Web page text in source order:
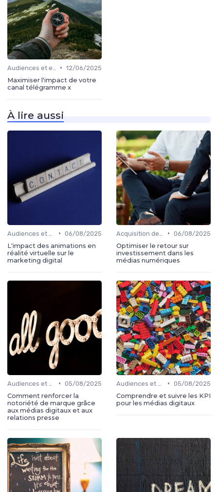
• 12/06/2025
Maximiser l'impact de votre
canal télégramme x
À lire aussi
• 06/08/2025
L'impact des animations en
réalité virtuelle sur le
marketing digital
• 06/08/2025
Optimiser le retour sur
investissement dans les
médias numériques
• 05/08/2025
Comment renforcer la
notoriété de marque grâce
aux médias digitaux et aux
relations presse
• 05/08/2025
Comprendre et suivre les KPI
pour les médias digitaux